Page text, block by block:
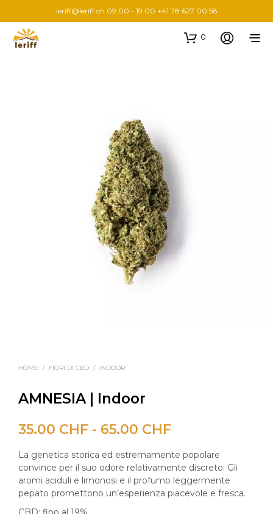
leriff@leriff.ch 09:00 - 19:00 +41 78 627 00 58
0
HOME / FIORI DI CBD / INDOOR
AMNESIA | Indoor
35.00 CHF - 65.00 CHFFascia
di
prezzo:
da
La genetica storica ed estremamente popolare
convince per il suo odore relativamente discreto. Gli
aromi aciduli e limonosi e il profumo leggermente
pepato promettono un’esperienza piacevole e fresca.